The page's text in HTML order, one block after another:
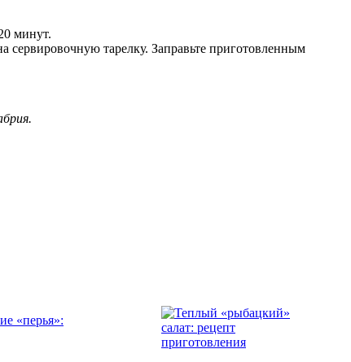
минут.
сервировочную тарелку. Заправьте приготовленным